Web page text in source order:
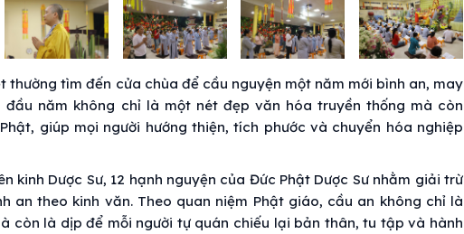
thường tìm đến cửa chùa để cầu nguyện một năm mới bình an, may
đầu năm không chỉ là một nét đẹp văn hóa truyền thống mà còn
giúp mọi người hướng thiện, tích phước và chuyển hóa nghiệp
kinh Dược Sư, 12 hạnh nguyện của Đức Phật Dược Sư nhằm giải trừ
an theo kinh văn. Theo quan niệm Phật giáo, cầu an không chỉ là
còn là dịp để mỗi người tự quán chiếu lại bản thân, tu tập và hành